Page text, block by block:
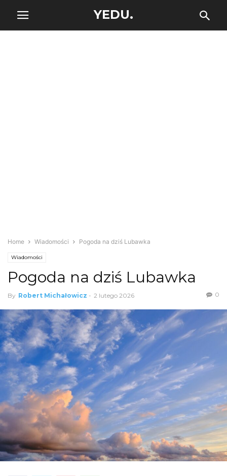
YEDU.
Home Wiadomości Pogoda na dziś Lubawka
Wiadomości
Pogoda na dziś Lubawka
By Robert Michałowicz - 2 lutego 2026 0